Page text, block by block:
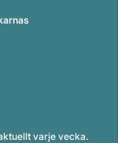
varje vecka.